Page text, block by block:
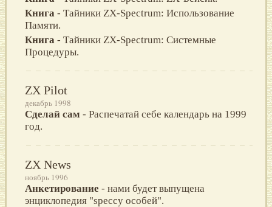
Книга - Тайники ZX-Spectrum: Использование
Памяти.
Книга - Тайники ZX-Spectrum: Системные
Процедуры.
ZX Pilot
декабрь 1998
Сделай сам - Распечатай себе календарь на 1999
год.
ZX News
ноябрь 1996
Анкетирование - нами будет выпущена
энциклопедия "speccy особей".